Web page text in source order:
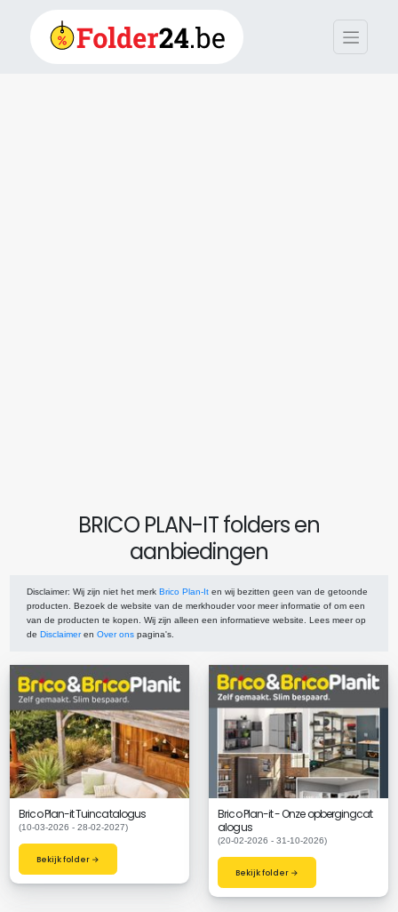
BRICO PLAN-IT folders en
aanbiedingen
Disclaimer: Wij zijn niet het merk Brico Plan-It en wij bezitten geen van de getoonde
producten. Bezoek de website van de merkhouder voor meer informatie of om een
van de producten te kopen. Wij zijn alleen een informatieve website. Lees meer op
de Disclaimeren Over ons pagina's.
Brico Plan-it Tuincatalogus
(10-03-2026 - 28-02-2027)
Bekijk folder →
Brico Plan-it - Onze opbergingcat
alogus
(20-02-2026 - 31-10-2026)
Bekijk folder →